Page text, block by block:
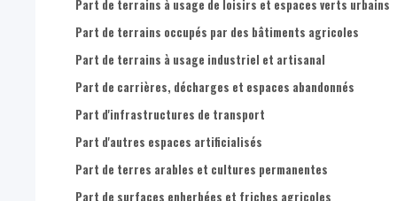
Part de superficie occupée par un couvert herbacé en
Part de superficie occupée par des couvert herbacé toute
Part de superficie occupée par des résineux (>3m)
Part de superficie occupée par des feuillus (>3m)
Part de superficie occupée par des résineux (<3m)
Part de superficie occupée par des feuillus (<3m)
Part de terrains à usage de loisirs et espaces verts urbains
Part de terrains occupés par des bâtiments agricoles
Part de terrains à usage industriel et artisanal
Part de carrières, décharges et espaces abandonnés
Part d'infrastructures de transport
Part d'autres espaces artificialisés
Part de terres arables et cultures permanentes
Part de surfaces enherbées et friches agricoles